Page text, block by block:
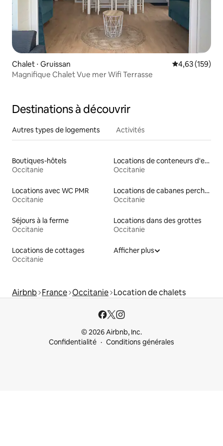
Chalet ⋅ Gruissan Évaluation
4,63 (159)
Magnifique Chalet Vue mer Wifi Terrasse
Destinations à découvrir
Autres types de logements Activités
Boutiques-hôtels
Occitanie
Locations de conteneurs d'expédition
Occitanie
Locations avec WC PMR
Occitanie
Locations de cabanes perchées
Occitanie
Séjours à la ferme
Occitanie
Locations dans des grottes
Occitanie
Locations de cottages
Occitanie
Afficher plus
Airbnb France Occitanie Location de chalets
© 2026 Airbnb, Inc.
Confidentialité
Conditions générales